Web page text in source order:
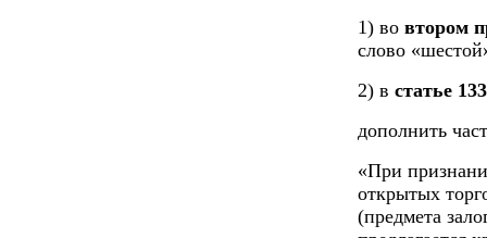
1) во втором
слово
2) в статье
дополнить
«При
открытых
(предмета